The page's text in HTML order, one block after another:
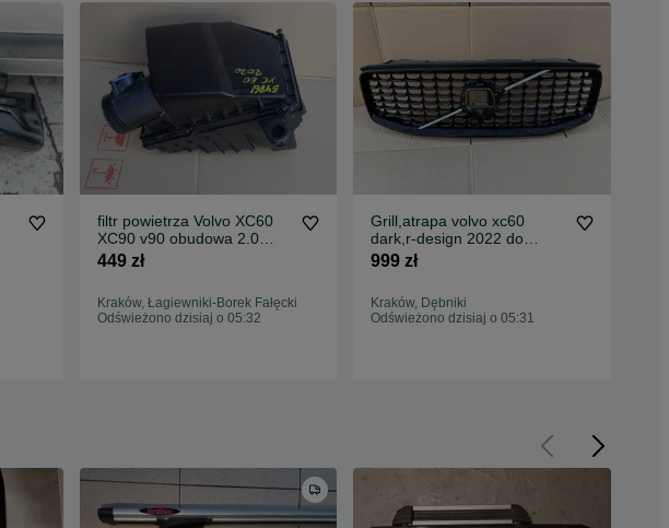
filtr powietrza Volvo XC60
XC90 v90 obudowa 2.0
d4,D5
449 zł
Kraków, Łagiewniki-Borek Fałęcki
Odświeżono dzisiaj o 05:32
Grill,atrapa volvo xc60
dark,r-design 2022 do
2025. 32409.198
999 zł
Kraków, Dębniki
Odświeżono dzisiaj o 05:31